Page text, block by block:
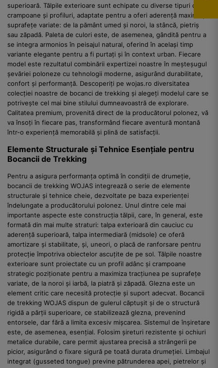
superioară. Tălpile exterioare sunt echipate cu diverse tipuri de
crampoane și profiluri, adaptate pentru a oferi aderență maximă pe
suprafețe variate: de la pământ umed și noroi, la stâncă, pietriș
sau zăpadă. Paleta de culori este, de asemenea, gândită pentru a
se integra armonios în peisajul natural, oferind în același timp
variante elegante pentru a fi purtați și în context urban. Fiecare
model este rezultatul combinării expertizei noastre în meșteșugul
șevăriei poloneze cu tehnologii moderne, asigurând durabilitate,
confort și performanță. Descoperiți pe wojas.ro diversitatea
colecției noastre de bocanci de trekking și alegeți modelul care se
potrivește cel mai bine stilului dumneavoastră de explorare.
Calitatea premium, provenită direct de la producătorul polonez, vă
va însoți în fiecare pas, transformând fiecare aventură montană
într-o experiență memorabilă și plină de satisfacții.
Elemente Structurale și Tehnice Esențiale pentru
Bocancii de Trekking
Pentru a asigura performanța optimă în condiții de drumeție,
bocancii de trekking WOJAS integrează o serie de elemente
structurale și tehnice cheie, dezvoltate pe baza experienței
îndelungate a producătorului polonez. Unul dintre cele mai
importante aspecte este construcția tălpii, care, în general, este
formată din mai multe straturi: talpa exterioară din cauciuc cu
aderență superioară, talpa intermediară (midsole) ce oferă
amortizare și stabilitate, și, uneori, o placă de ranforsare pentru
protecție împotriva obiectelor ascuțite de pe sol. Tălpile noastre
exterioare sunt proiectate cu un profil adânc și crampoane
strategic poziționate pentru a maximiza tracțiunea pe suprafețe
variate, de la noroi și iarbă, la piatră și zăpadă. Glezna este un
element critic care necesită protecție și suport adecvat. Bocancii
de trekking WOJAS dispun de gulerul căptușit și de o structură
rigidă a părții superioare, ce stabilizează glezna, prevenind
entorsele, dar fără a limita excesiv mișcarea. Sistemul de înșiretare
este, de asemenea, esențial. Folosim șireturi rezistente și ochiuri
metalice durabile, care permit ajustarea precisă a strângerii pe
picior, asigurând o fixare sigură pe toată durata drumeției. Limbajul
integrat (gusseted tongue) previne pătrunderea apei, pietrelor și